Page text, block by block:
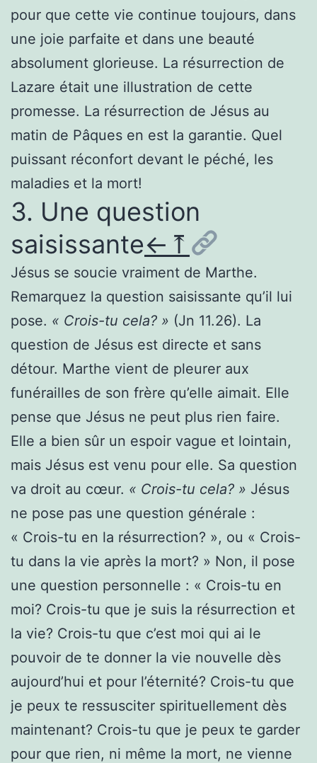
pour que cette vie continue toujours, dans
une joie parfaite et dans une beauté
absolument glorieuse. La résurrection de
Lazare était une illustration de cette
promesse. La résurrection de Jésus au
matin de Pâques en est la garantie. Quel
puissant réconfort devant le péché, les
maladies et la mort!
3. Une question
saisissante← ⤒
Jésus se soucie vraiment de Marthe.
Remarquez la question saisissante qu’il lui
pose. « Crois-tu cela? » (Jn 11.26). La
question de Jésus est directe et sans
détour. Marthe vient de pleurer aux
funérailles de son frère qu’elle aimait. Elle
pense que Jésus ne peut plus rien faire.
Elle a bien sûr un espoir vague et lointain,
mais Jésus est venu pour elle. Sa question
va droit au cœur. « Crois-tu cela? » Jésus
ne pose pas une question générale :
« Crois-tu en la résurrection? », ou « Crois-
tu dans la vie après la mort? » Non, il pose
une question personnelle : « Crois-tu en
moi? Crois-tu que je suis la résurrection et
la vie? Crois-tu que c’est moi qui ai le
pouvoir de te donner la vie nouvelle dès
aujourd’hui et pour l’éternité? Crois-tu que
je peux te ressusciter spirituellement dès
maintenant? Crois-tu que je peux te garder
pour que rien, ni même la mort, ne vienne